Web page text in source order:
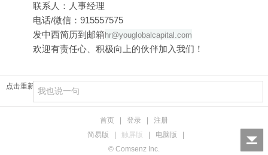
联系人：人事经理
电话/微信：915557575
发中西简历到邮箱 hr@youglobalcapital.com
欢迎有责任心、积极向上的伙伴加入我们！
点击重新加载
首页 登录
注册
简易版
触屏版 电脑版
© Comsenz Inc.